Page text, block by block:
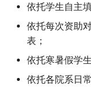
体育活动专项补助
发展型资助
依托学生自主
依托每次资助
表；
依托寒暑假学
依托各院系日